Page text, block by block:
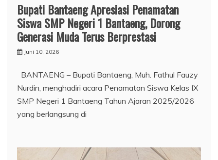
Bupati Bantaeng Apresiasi Penamatan
Siswa SMP Negeri 1 Bantaeng, Dorong
Generasi Muda Terus Berprestasi
Juni 10, 2026
BANTAENG – Bupati Bantaeng, Muh. Fathul Fauzy
Nurdin, menghadiri acara Penamatan Siswa Kelas IX
SMP Negeri 1 Bantaeng Tahun Ajaran 2025/2026
yang berlangsung di